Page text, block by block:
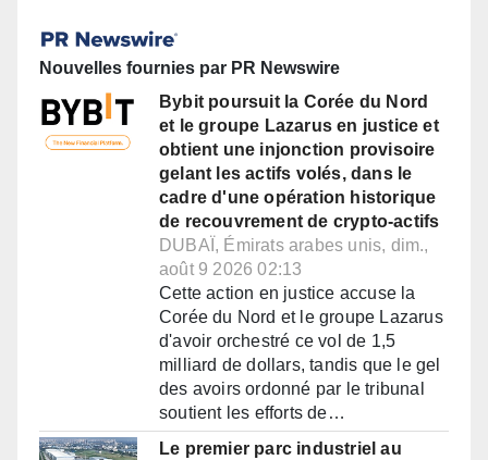
Nouvelles fournies par PR Newswire
Bybit poursuit la Corée du Nord
et le groupe Lazarus en justice et
obtient une injonction provisoire
gelant les actifs volés, dans le
cadre d'une opération historique
de recouvrement de crypto-actifs
DUBAÏ, Émirats arabes unis, dim.,
août 9 2026 02:13
Cette action en justice accuse la
Corée du Nord et le groupe Lazarus
d'avoir orchestré ce vol de 1,5
milliard de dollars, tandis que le gel
des avoirs ordonné par le tribunal
soutient les efforts de…
Le premier parc industriel au